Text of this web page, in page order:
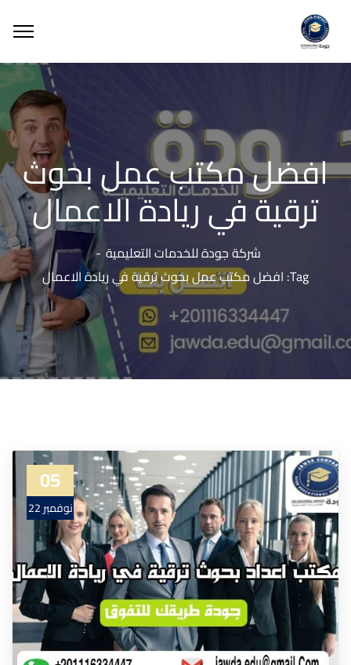
افضل مكتب عمل بحوث
ترقية في ريادة الاعمال
شركة جودة للخدمات التعليمية
Tag: افضل مكتب عمل بحوث ترقية في ريادة الاعمال
05
نوفمبر 22